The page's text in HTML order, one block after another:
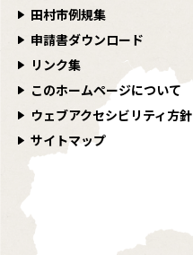
田村市例規集
申請書ダウンロード
リンク集
このホームページについて
ウェブアクセシビリティ方針
サイトマップ